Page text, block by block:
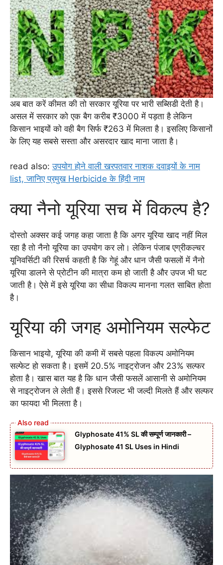
अब बात करें कीमत की तो सरकार यूरिया पर भारी सब्सिडी देती है।
असल में सरकार को एक बैग करीब ₹3000 में पड़ता है लेकिन
किसान भाइयों को वही बैग सिर्फ ₹263 में मिलता है। इसलिए किसानों
के लिए यह सबसे सस्ता और असरदार खाद माना जाता है।
read also:उपयोग होने वाली खरपतवार नाशक दवाइयों के नाम
list, जानिए प्रमुख Herbicide के हिंदी नाम
क्या नैनो यूरिया सच में विकल्प है?
दोस्तो अक्सर कई जगह कहा जाता है कि अगर यूरिया खाद नहीं मिल
रहा है तो नैनो यूरिया का उपयोग कर लो। लेकिन पंजाब एग्रीकल्चर
यूनिवर्सिटी की रिसर्च कहती है कि गेहूं और धान जैसी फसलों में नैनो
यूरिया डालने से प्रोटीन की मात्रा कम हो जाती है और उपज भी घट
जाती है। ऐसे में इसे यूरिया का सीधा विकल्प मानना गलत साबित होता
है।
यूरिया की जगह अमोनियम सल्फेट
किसान भाइयो, यूरिया की कमी में सबसे पहला विकल्प अमोनियम
सल्फेट हो सकता है। इसमें 20.5% नाइट्रोजन और 23% सल्फर
होता है। खास बात यह है कि धान जैसी फसलें आसानी से अमोनियम
से नाइट्रोजन ले लेती हैं। इससे रिजल्ट भी जल्दी मिलते हैं और सल्फर
का फायदा भी मिलता है।
Glyphosate 41% SL की सम्पूर्ण जानकारी –
Glyphosate 41 SL Uses in Hindi